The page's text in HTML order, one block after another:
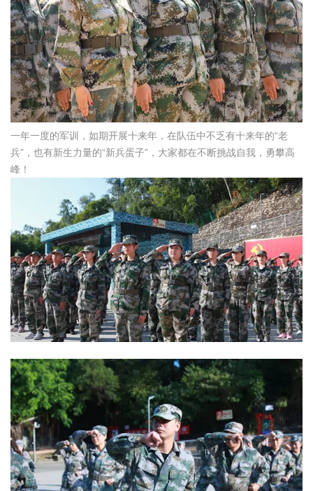
一年一度的军训，如期开展十来年，在队伍中不乏有十来年的“老
兵”，也有新生力量的“新兵蛋子”，大家都在不断挑战自我，勇攀高
峰！